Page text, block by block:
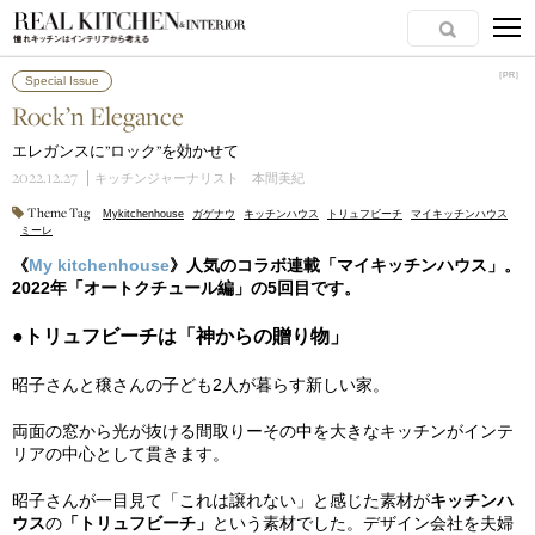
［PR］
［PR］
Special Issue
Rock’n Elegance
エレガンスに’’ロック’’を効かせて
2022.12.27 キッチンジャーナリスト 本間美紀
Theme Tag Mykitchenhouse ガゲナウ キッチンハウス トリュフビーチ
マイキッチンハウス
ミーレ
《My kitchenhouse》人気のコラボ連載「マイキッチンハウス」。
2022年「オートクチュール編」の5回目です。
●トリュフビーチは「神からの贈り物」
昭子さんと穣さんの子ども2人が暮らす新しい家。
両面の窓から光が抜ける間取りーその中を大きなキッチンがインテ
リアの中心として貫きます。
昭子さんが一目見て「これは譲れない」と感じた素材がキッチンハ
ウスの 「トリュフビーチ」 という素材でした。デザイン会社を夫婦